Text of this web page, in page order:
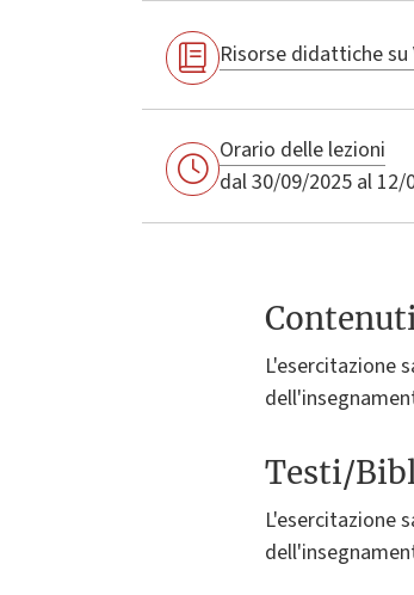
Risorse didattiche
Orario delle lezioni
dal 30/09/2025 al 12/
L'esercitazione
Testi/
L'esercitazione